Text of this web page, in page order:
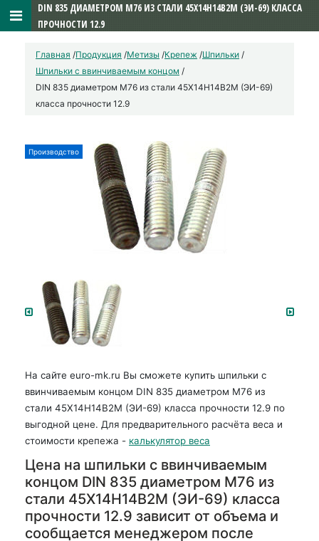
Главная /Продукция /Метизы /Крепеж /Шпильки /
Шпильки с ввинчиваемым концом /
DIN 835 диаметром М76 из стали 45Х14Н14В2М (ЭИ-69)
класса прочности 12.9
Производство
На сайте euro-mk.ru Вы сможете купить шпильки с
ввинчиваемым концом DIN 835 диаметром М76 из
стали 45Х14Н14В2М (ЭИ-69) класса прочности 12.9 по
выгодной цене. Для предварительного расчёта веса и
стоимости крепежа - калькулятор веса
Цена на шпильки с ввинчиваемым
концом DIN 835 диаметром М76 из
стали 45Х14Н14В2М (ЭИ-69) класса
прочности 12.9 зависит от объема и
сообщается менеджером после
DIN 835 ДИАМЕТРОМ М76 ИЗ СТАЛИ 45Х14Н14В2М (ЭИ-69) КЛАССА
ПРОЧНОСТИ 12.9